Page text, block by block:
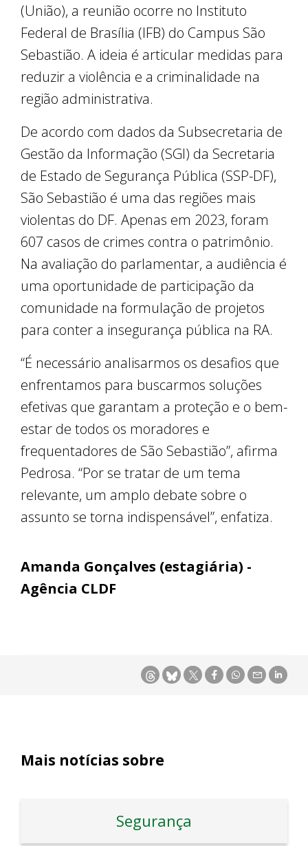
(União), a reunião ocorre no Instituto
Federal de Brasília (IFB) do Campus São
Sebastião. A ideia é articular medidas para
reduzir a violência e a criminalidade na
região administrativa.
De acordo com dados da Subsecretaria de
Gestão da Informação (SGI) da Secretaria
de Estado de Segurança Pública (SSP-DF),
São Sebastião é uma das regiões mais
violentas do DF. Apenas em 2023, foram
607 casos de crimes contra o patrimônio.
Na avaliação do parlamentar, a audiência é
uma oportunidade de participação da
comunidade na formulação de projetos
para conter a insegurança pública na RA.
“É necessário analisarmos os desafios que
enfrentamos para buscarmos soluções
efetivas que garantam a proteção e o bem-
estar de todos os moradores e
frequentadores de São Sebastião”, afirma
Pedrosa. “Por se tratar de um tema
relevante, um amplo debate sobre o
assunto se torna indispensável”, enfatiza.
Amanda Gonçalves (estagiária) -
Agência CLDF
Mais notícias sobre
Segurança